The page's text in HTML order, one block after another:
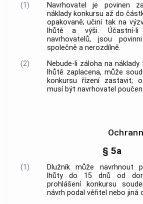
(1)
Navrhovatel je povinen
náklady konkursu až do
opakovaně; učiní tak na
lhůtě a výši. Účastní-
navrhovatelů, jsou
společně a nerozdílně.
(2)
Nebude-li záloha na
lhůtě zaplacena, může
konkursu řízení zastavit;
musí být navrhovatel poučen.
§ 5a
(1)
Dlužník může navrhnout
lhůty do 15 dnů od
prohlášení konkursu
návrh podal věřitel nebo jiná